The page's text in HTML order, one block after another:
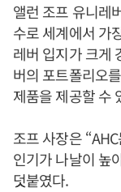
앨런 조프 유니레
수로 세계에서 가
레버 입지가 크게
버의 포트폴리오
제품을 제공할 수
조프 사장은
인기가 나날이 높
덧붙였다.